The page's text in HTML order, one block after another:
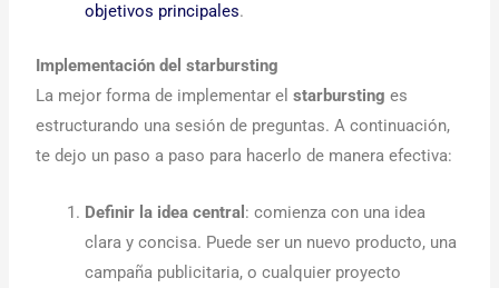
objetivos principales.
Implementación del starbursting
La mejor forma de implementar elstarbursting es
estructurando una sesión de preguntas. A continuación,
te dejo un paso a paso para hacerlo de manera efectiva:
Definir la idea central : comienza con una idea
clara y concisa. Puede ser un nuevo producto, una
campaña publicitaria, o cualquier proyecto